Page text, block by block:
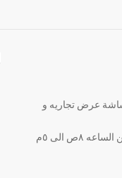
عرض تجاريه و
٨ص الى ٥م